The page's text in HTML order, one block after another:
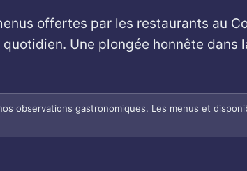
offertes par les restaurants au
Une plongée honnête dans
observations gastronomiques. Les menus et